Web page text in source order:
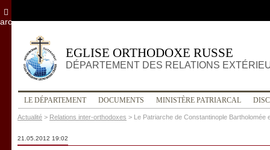
EGLISE ORTHODOXE RUSSE
DÉPARTEMENT DES RELATIONS
LE DÉPARTEMENT DOCUMENTS MINISTÈRE PATRIARCAL
Actualité > Relations inter-orthodoxes > Le Patriarche de Constantinople Bartholomée
21.05.2012 19:02
archives